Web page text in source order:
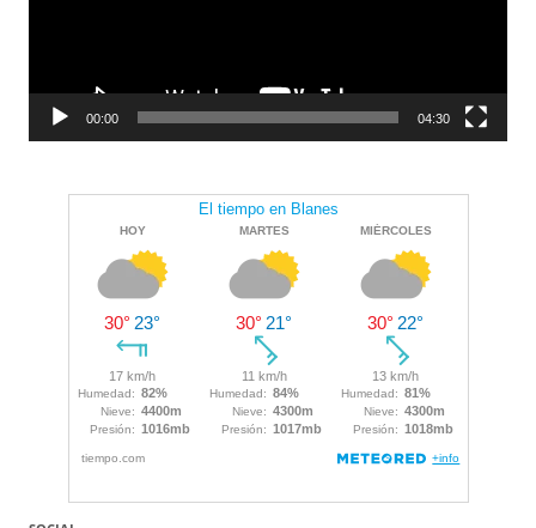
00:00 04:30